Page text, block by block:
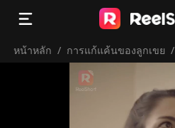
หน้าหลัก / การแก้แค้นของลูกเขย /